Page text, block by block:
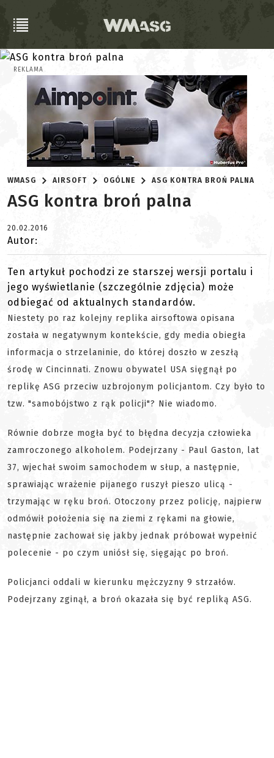
REKLAMA
WMASG AIRSOFT OGÓLNE ASG KONTRA BROŃ PALNA
ASG kontra broń palna
20.02.2016
Autor:
Ten artykuł pochodzi ze starszej wersji portalu i
jego wyświetlanie (szczególnie zdjęcia) może
odbiegać od aktualnych standardów.
Niestety po raz kolejny replika airsoftowa opisana
została w negatywnym kontekście, gdy media obiegła
informacja o strzelaninie, do której doszło w zeszłą
środę w Cincinnati. Znowu obywatel USA sięgnął po
replikę ASG przeciw uzbrojonym policjantom. Czy było to
tzw. "samobójstwo z rąk policji"? Nie wiadomo.
Równie dobrze mogła być to błędna decyzja człowieka
zamroczonego alkoholem. Podejrzany - Paul Gaston, lat
37, wjechał swoim samochodem w słup, a następnie,
sprawiając wrażenie pijanego ruszył pieszo ulicą -
trzymając w ręku broń. Otoczony przez policję, najpierw
odmówił położenia się na ziemi z rękami na głowie,
następnie zachował się jakby jednak próbował wypełnić
polecenie - po czym uniósł się, sięgając po broń.
Policjanci oddali w kierunku mężczyzny 9 strzałów.
Podejrzany zginął, a broń okazała się być repliką ASG.